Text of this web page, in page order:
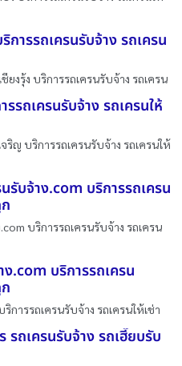
การรถเครนรับจ้าง รถเครน
ยงรุ้ง บริการรถเครนรับจ้าง รถเครน
รถเครนรับจ้าง รถเครนให้
ริญ บริการรถเครนรับจ้าง รถเครนให้
รับจ้าง.com บริการรถเครน
บริการรถเครนรับจ้าง รถเครน
.com บริการรถเครน
การรถเครนรับจ้าง รถเครนให้เช่า
รถเครนรับจ้าง รถเฮี๊ยบรับ